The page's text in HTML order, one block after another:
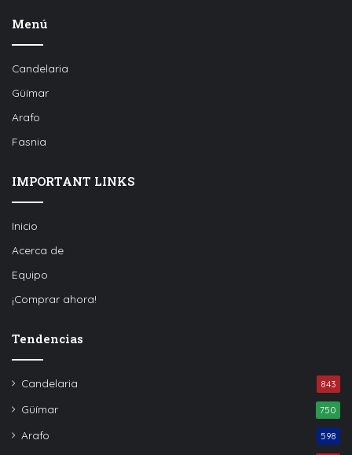
Menú
Candelaria
Güímar
Arafo
Fasnia
IMPORTANT LINKS
Inicio
Acerca de
Equipo
¡Comprar ahora!
Tendencias
Candelaria 843
Güímar 750
Arafo 598